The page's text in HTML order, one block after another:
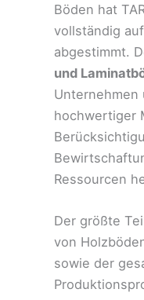
Böden hat
vollständig
abgestimmt.
und
Unternehmen
hochwertiger
Ressourcen
Der größte
von
sowie der